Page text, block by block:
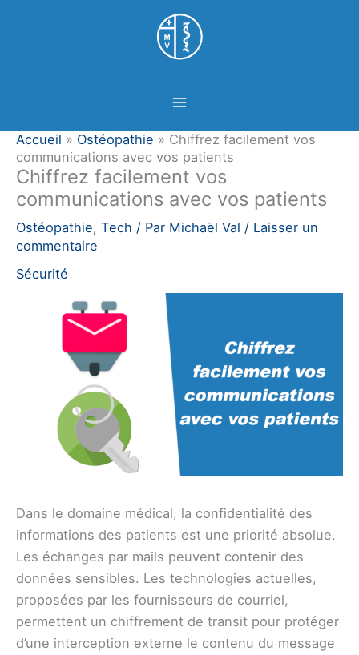
Accueil » Ostéopathie » Chiffrez facilement vos
communications avec vos patients
Chiffrez facilement vos
communications avec vos patients
Ostéopathie, Tech / Par Michaël Val / Laisser un
commentaire
Sécurité
Dans le domaine médical, la confidentialité des
informations des patients est une priorité absolue.
Les échanges par mails peuvent contenir des
données sensibles. Les technologies actuelles,
proposées par les fournisseurs de courriel,
permettent un chiffrement de transit pour protéger
d’une interception externe le contenu du message
Panneau de gestion des cookies